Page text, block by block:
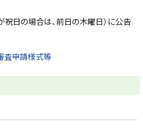
日の場合は、前日の木曜日）に公告
査申請様式等